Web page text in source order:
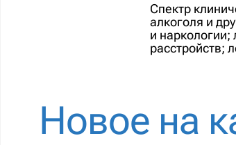
Спектр
алкоголя и
и наркологии;
расстройств;
Новое на